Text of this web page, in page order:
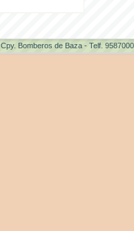
. Cpy. Bomberos de Baza - Telf.